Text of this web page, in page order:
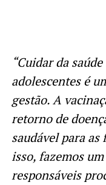
“Cuidar da
adolescentes é
gestão. A
retorno de
saudável para
isso, fazemos
responsáveis